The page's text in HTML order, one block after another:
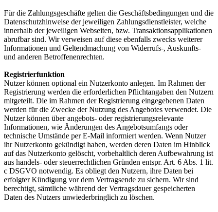
Für die Zahlungsgeschäfte gelten die Geschäftsbedingungen und die
Datenschutzhinweise der jeweiligen Zahlungsdienstleister, welche
innerhalb der jeweiligen Webseiten, bzw. Transaktionsapplikationen
abrufbar sind. Wir verweisen auf diese ebenfalls zwecks weiterer
Informationen und Geltendmachung von Widerrufs-, Auskunfts-
und anderen Betroffenenrechten.
Registrierfunktion
Nutzer können optional ein Nutzerkonto anlegen. Im Rahmen der
Registrierung werden die erforderlichen Pflichtangaben den Nutzern
mitgeteilt. Die im Rahmen der Registrierung eingegebenen Daten
werden für die Zwecke der Nutzung des Angebotes verwendet. Die
Nutzer können über angebots- oder registrierungsrelevante
Informationen, wie Änderungen des Angebotsumfangs oder
technische Umstände per E-Mail informiert werden. Wenn Nutzer
ihr Nutzerkonto gekündigt haben, werden deren Daten im Hinblick
auf das Nutzerkonto gelöscht, vorbehaltlich deren Aufbewahrung ist
aus handels- oder steuerrechtlichen Gründen entspr. Art. 6 Abs. 1 lit.
c DSGVO notwendig. Es obliegt den Nutzern, ihre Daten bei
erfolgter Kündigung vor dem Vertragsende zu sichern. Wir sind
berechtigt, sämtliche während der Vertragsdauer gespeicherten
Daten des Nutzers unwiederbringlich zu löschen.